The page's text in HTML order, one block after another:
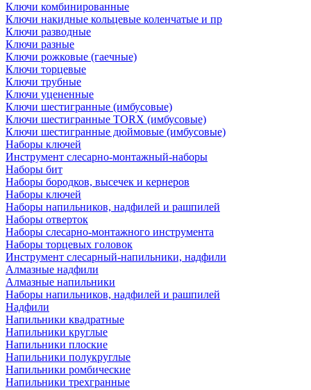
Ключи комбинированные
Ключи накидные кольцевые коленчатые и пр
Ключи разводные
Ключи разные
Ключи рожковые (гаечные)
Ключи торцевые
Ключи трубные
Ключи уцененные
Ключи шестигранные (имбусовые)
Ключи шестигранные TORX (имбусовые)
Ключи шестигранные дюймовые (имбусовые)
Наборы ключей
Инструмент слесарно-монтажный-наборы
Наборы бит
Наборы бородков, высечек и кернеров
Наборы ключей
Наборы напильников, надфилей и рашпилей
Наборы отверток
Наборы слесарно-монтажного инструмента
Наборы торцевых головок
Инструмент слесарный-напильники, надфили
Алмазные надфили
Алмазные напильники
Наборы напильников, надфилей и рашпилей
Надфили
Напильники квадратные
Напильники круглые
Напильники плоские
Напильники полукруглые
Напильники ромбические
Напильники трехгранные